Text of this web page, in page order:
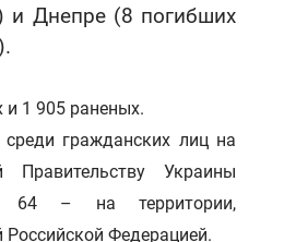
и Днепре (8 погибших
и 1 905 раненых.
гражданских лиц на
Правительству Украины
64 – на территории,
Российской Федерацией.